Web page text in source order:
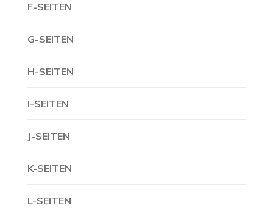
F-SEITEN
G-SEITEN
H-SEITEN
I-SEITEN
J-SEITEN
K-SEITEN
L-SEITEN